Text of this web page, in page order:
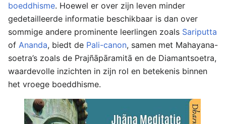
boeddhisme. Hoewel er over zijn leven minder
gedetailleerde informatie beschikbaar is dan over
sommige andere prominente leerlingen zoals Sariputta
of Ananda, biedt de Pali-canon, samen met Mahayana-
soetra’s zoals de Prajñāpāramitā en de Diamantsoetra,
waardevolle inzichten in zijn rol en betekenis binnen
het vroege boeddhisme.